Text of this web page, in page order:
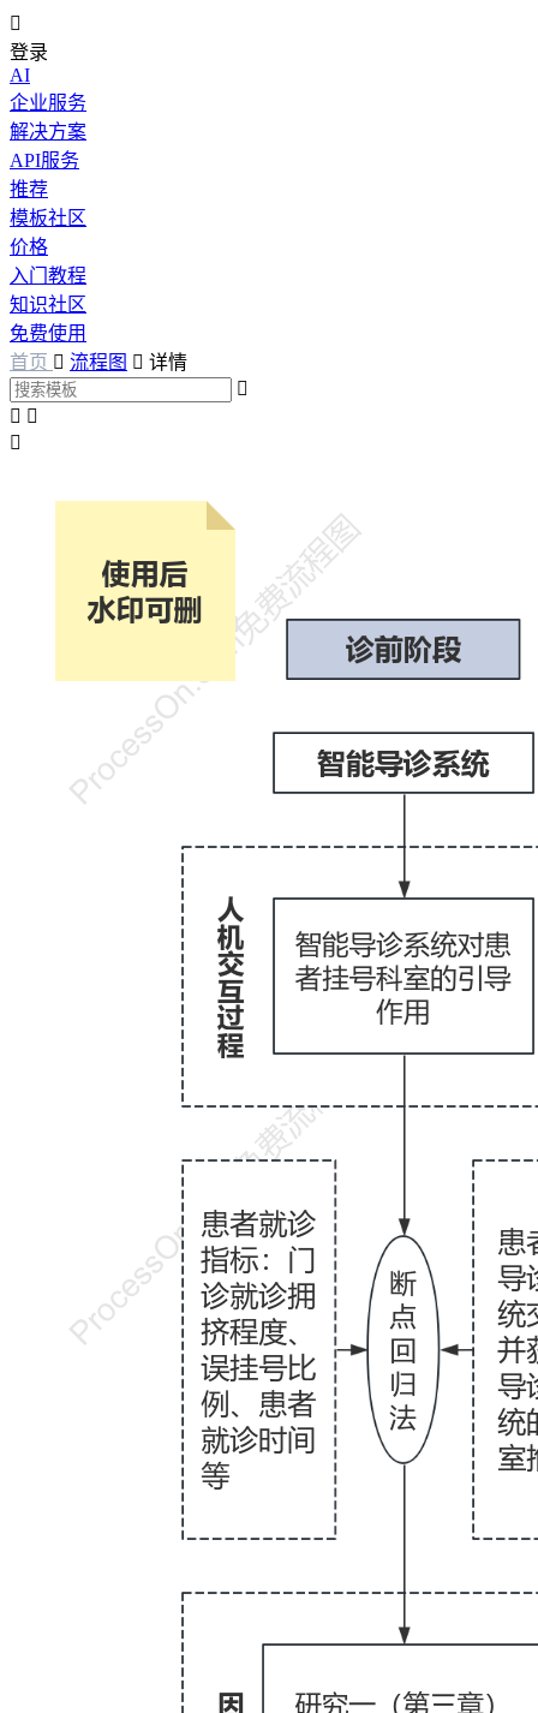

登录
AI
企业服务
解决方案
API服务
推荐
模板社区
价格
入门教程
知识社区
免费使用
首页  流程图  详情

 
